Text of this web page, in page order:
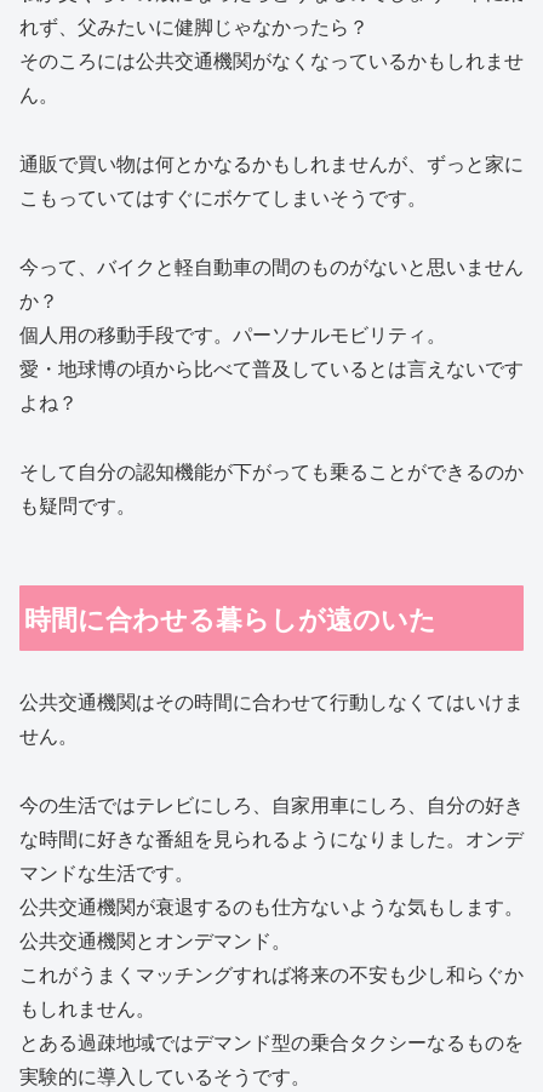
れず、父みたいに健脚じゃなかったら？
そのころには公共交通機関がなくなっているかもしれませ
ん。
通販で買い物は何とかなるかもしれませんが、ずっと家に
こもっていてはすぐにボケてしまいそうです。
今って、バイクと軽自動車の間のものがないと思いません
か？
個人用の移動手段です。パーソナルモビリティ。
愛・地球博の頃から比べて普及しているとは言えないです
よね？
そして自分の認知機能が下がっても乗ることができるのか
も疑問です。
時間に合わせる暮らしが遠のいた
公共交通機関はその時間に合わせて行動しなくてはいけま
せん。
今の生活ではテレビにしろ、自家用車にしろ、自分の好き
な時間に好きな番組を見られるようになりました。オンデ
マンドな生活です。
公共交通機関が衰退するのも仕方ないような気もします。
公共交通機関とオンデマンド。
これがうまくマッチングすれば将来の不安も少し和らぐか
もしれません。
とある過疎地域ではデマンド型の乗合タクシーなるものを
実験的に導入しているそうです。